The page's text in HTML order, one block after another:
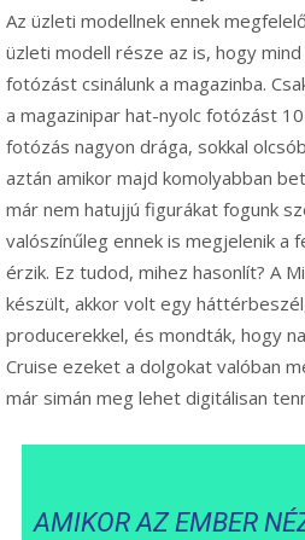
Az üzleti modellnek ennek
üzleti modell része az is, hogy
fotózást csinálunk a magazinba.
a magazinipar hat-nyolc fotózást
fotózás nagyon drága, sokkal
aztán amikor majd komolyabban
már nem hatujjú figurákat fogunk
valószínűleg ennek is megjelenik a
érzik. Ez tudod, mihez hasonlít? A
készült, akkor volt egy
producerekkel, és mondták, hogy
Cruise ezeket a dolgokat valóban
már simán meg lehet digitálisan
AMIKOR AZ EMBER